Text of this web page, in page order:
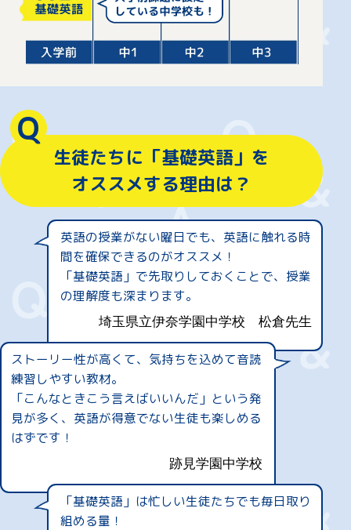
Q
生徒たちに「基礎英語」を
オススメする理由は？
英語の授業がない曜日でも、英語に触れる時
間を確保できるのがオススメ！
「基礎英語」で先取りしておくことで、授業
の理解度も深まります。
埼玉県立伊奈学園中学校 松倉先生
ストーリー性が高くて、気持ちを込めて音読
練習しやすい教材。
「こんなときこう言えばいいんだ」という発
見が多く、英語が得意でない生徒も楽しめる
はずです！
跡見学園中学校
「基礎英語」は忙しい生徒たちでも毎日取り
組める量！